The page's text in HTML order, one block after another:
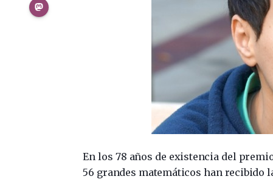
En los 78 años de existencia del
56 grandes matemáticos han recibido